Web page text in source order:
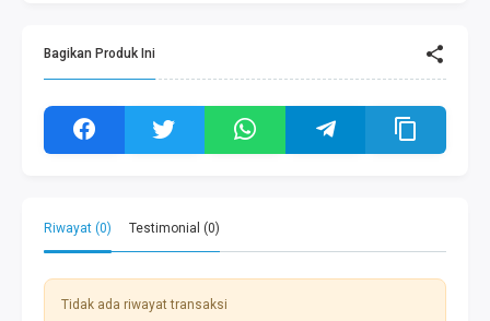
Bagikan Produk Ini
Riwayat (0) Testimonial (0)
Tidak ada riwayat transaksi